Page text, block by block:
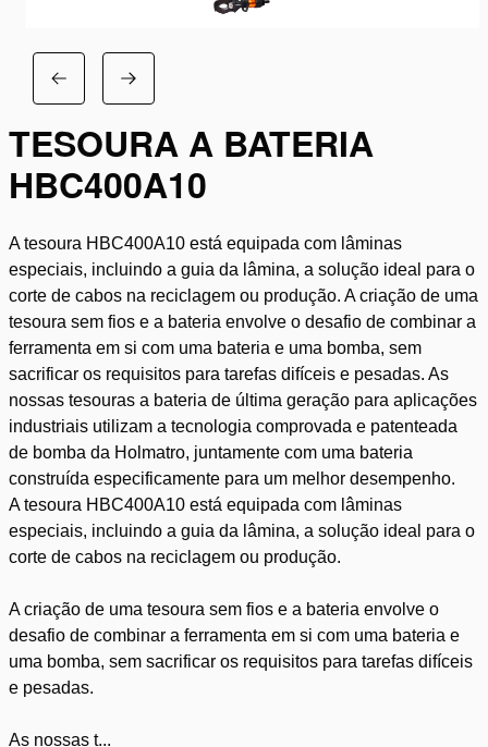
TESOURA A BATERIA
HBC400A10
A tesoura HBC400A10 está equipada com lâminas
especiais, incluindo a guia da lâmina, a solução ideal para o
corte de cabos na reciclagem ou produção. A criação de uma
tesoura sem fios e a bateria envolve o desafio de combinar a
ferramenta em si com uma bateria e uma bomba, sem
sacrificar os requisitos para tarefas difíceis e pesadas. As
nossas tesouras a bateria de última geração para aplicações
industriais utilizam a tecnologia comprovada e patenteada
de bomba da Holmatro, juntamente com uma bateria
construída especificamente para um melhor desempenho.
A tesoura HBC400A10 está equipada com lâminas
especiais, incluindo a guia da lâmina, a solução ideal para o
corte de cabos na reciclagem ou produção.
A criação de uma tesoura sem fios e a bateria envolve o
desafio de combinar a ferramenta em si com uma bateria e
uma bomba, sem sacrificar os requisitos para tarefas difíceis
e pesadas.
As nossas t...